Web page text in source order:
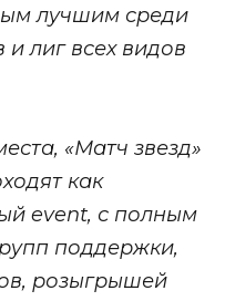
лучшим среди
лиг всех видов
«Матч звезд»
как
event, с полным
поддержки,
розыгрышей